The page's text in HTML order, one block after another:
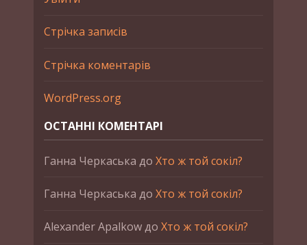
Стрічка записів
Стрічка коментарів
WordPress.org
ОСТАННІ КОМЕНТАРІ
Ганна Черкаська до Хто ж той сокіл?
Ганна Черкаська до Хто ж той сокіл?
Alexander Apalkowдо Хто ж той сокіл?